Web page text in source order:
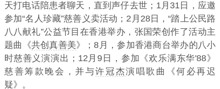
天打电话陪患者聊天，直到声仔去世；1月31日，应邀
参加“名人珍藏”慈善义卖活动；2月28日，“踏上公民路
八八献礼”公益节目在香港举办，张国荣创作了活动主
题曲《共创真善美》；8月，参加香港商台举办的八小
时慈善义演演出；12月9日，参加《欢乐满东华'88》
慈善筹款晚会，并与许冠杰演唱歌曲《何必再迟
疑》。